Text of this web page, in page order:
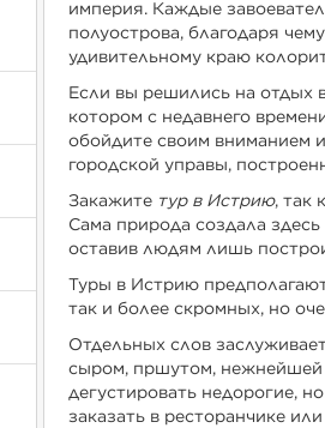
империя. Каждые
полуострова, благодаря
удивительному краю
Если вы решились на отдых
котором с недавнего
обойдите своим вниманием
городской управы,
Закажите тур в Истрию, так
Сама природа создала
оставив людям лишь
Туры в Истрию
так и более скромных, но
Отдельных слов
сыром, пршутом, нежнейшей
дегустировать недорогие,
заказать в ресторанчике